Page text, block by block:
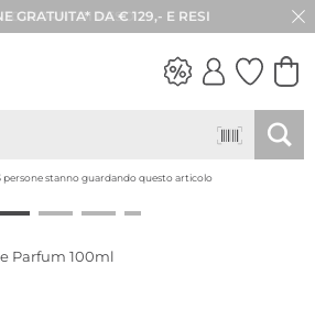
GRATUITA* DA € 129,- E RESI
30 GIORNI DI RESO
persone stanno guardando questo articolo
Parfum 100ml